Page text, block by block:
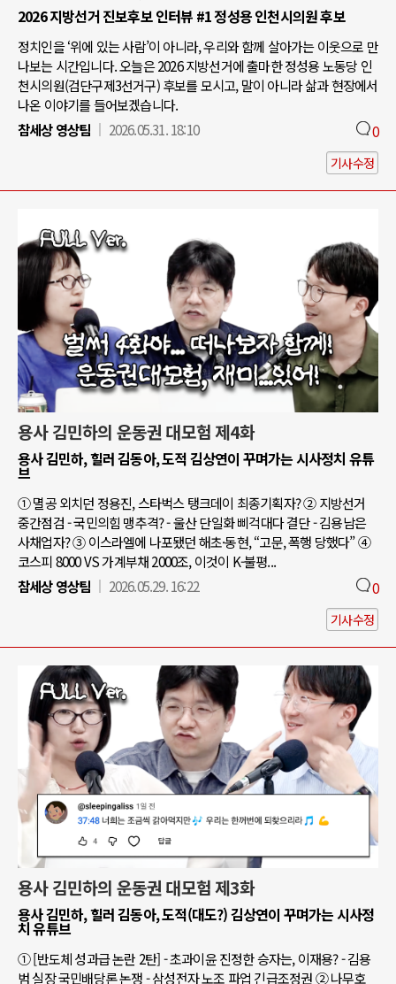
2026 지방선거 진보후보 인터뷰 #1 정성용 인천시의원 후보
정치인을 ‘위에 있는 사람’이 아니라, 우리와 함께 살아가는 이웃으로 만
나보는 시간입니다. 오늘은 2026 지방선거에 출마한 정성용 노동당 인
천시의원(검단구제3선거구) 후보를 모시고, 말이 아니라 삶과 현장에서
나온 이야기를 들어보겠습니다.
참세상 영상팀
2026.05.31. 18:10 0
기사수정
용사 김민하의 운동권 대모험 제4화
용사 김민하, 힐러 김동아, 도적 김상연이 꾸며가는 시사정치 유튜
브
① 멸공 외치던 정용진, 스타벅스 탱크데이 최종기획자? ② 지방선거
중간점검 - 국민의힘 맹추격? - 울산 단일화 삐걱대다 결단 - 김용남은
사채업자? ③ 이스라엘에 나포됐던 해초·동현, “고문, 폭행 당했다” ④
코스피 8000 VS 가계부채 2000조, 이것이 K-불평...
참세상 영상팀
2026.05.29. 16:22 0
기사수정
용사 김민하의 운동권 대모험 제3화
용사 김민하, 힐러 김동아, 도적(대도?) 김상연이 꾸며가는 시사정
치 유튜브
① [반도체 성과급 논란 2탄] - 초과이윤 진정한 승자는, 이재용? - 김용
범 실장 국민배당론 논쟁 - 삼성전자 노조 파업 긴급조정권 ② 나무호